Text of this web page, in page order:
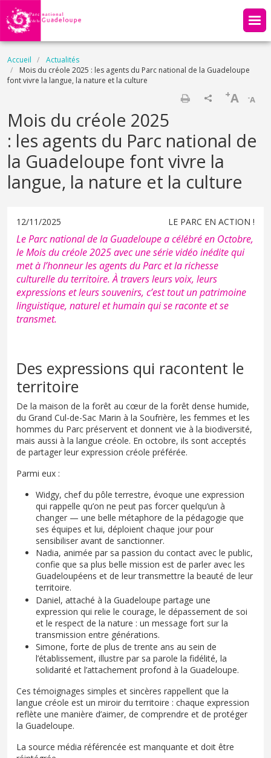
Aller au contenu principal
Fil d'Ariane
Accueil
Actualités
Mois du créole 2025 : les agents du Parc national de la Guadeloupe
font vivre la langue, la nature et la culture
-A
+A
Mois du créole 2025
: les agents du Parc national de
la Guadeloupe font vivre la
langue, la nature et la culture
12/11/2025 LE PARC EN ACTION !
Le Parc national de la Guadeloupe a célébré en Octobre,
le Mois du créole 2025 avec une série vidéo inédite qui
met à l’honneur les agents du Parc et la richesse
culturelle du territoire. À travers leurs voix, leurs
expressions et leurs souvenirs, c’est tout un patrimoine
linguistique, naturel et humain qui se raconte et se
transmet.
Des expressions qui racontent le
territoire
De la maison de la forêt au cœur de la forêt dense humide,
du Grand Cul-de-Sac Marin à la Soufrière, les femmes et les
hommes du Parc préservent et donnent vie à la biodiversité,
mais aussi à la langue créole. En octobre, ils sont acceptés
de partager leur expression créole préférée.
Parmi eux :
Widgy, chef du pôle terrestre, évoque une expression
qui rappelle qu’on ne peut pas forcer quelqu’un à
changer — une belle métaphore de la pédagogie que
ses équipes et lui, déploient chaque jour pour
sensibiliser avant de sanctionner.
Nadia, animée par sa passion du contact avec le public,
confie que sa plus belle mission est de parler avec les
Guadeloupéens et de leur transmettre la beauté de leur
territoire.
Daniel, attaché à la Guadeloupe partage une
expression qui relie le courage, le dépassement de soi
et le respect de la nature : un message fort sur la
transmission entre générations.
Simone, forte de plus de trente ans au sein de
l’établissement, illustre par sa parole la fidélité, la
solidarité et l’attachement profond à la Guadeloupe.
Ces témoignages simples et sincères rappellent que la
langue créole est un miroir du territoire : chaque expression
reflète une manière d’aimer, de comprendre et de protéger
la Guadeloupe.
La source média référencée est manquante et doit être